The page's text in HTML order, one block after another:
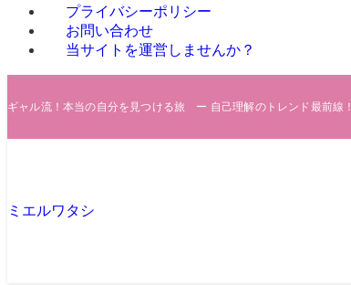
プライバシーポリシー
お問い合わせ
当サイトを運営しませんか？
ギャル流！本当の自分を見つける旅 ー 自己理解のトレンド最前線！
ミエルワタシ